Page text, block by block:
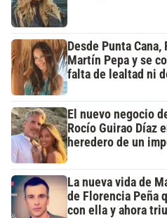
Desde Punta
Martín Pepa y se
falta de lealtad ni
El nuevo negocio
Rocío Guirao Díaz
heredero de un
La nueva vida de
de Florencia Peña
con ella y ahora